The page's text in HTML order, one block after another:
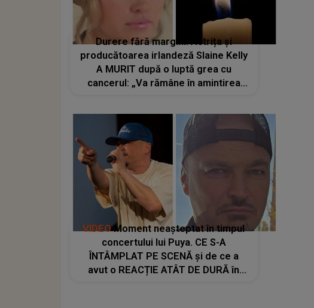
Durere fără margini! Actrița și
producătoarea irlandeză Slaine Kelly
A MURIT după o luptă grea cu
cancerul: „Va rămâne în amintirea
VIDEOMoment neașteptat în timpul
concertului lui Puya. CE S-A
ÎNTÂMPLAT PE SCENĂ și de ce a
avut o REACȚIE ATÂT DE DURĂ în